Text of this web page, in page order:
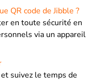
QR code de Jibble ?
en toute sécurité en
via un appareil
suivez le temps de